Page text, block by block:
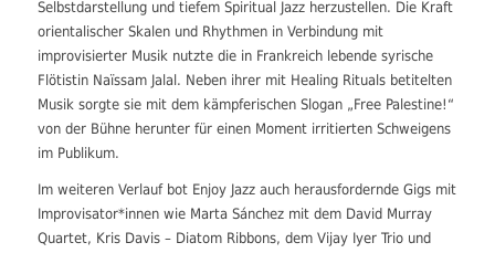
Selbstdarstellung und tiefem Spiritual Jazz herzustellen. Die Kraft
orientalischer Skalen und Rhythmen in Verbindung mit
improvisierter Musik nutzte die in Frankreich lebende syrische
Flötistin Naïssam Jalal. Neben ihrer mit Healing Ritualsbetitelten
Musik sorgte sie mit dem kämpferischen Slogan „Free Palestine!“
von der Bühne herunter für einen Moment irritierten Schweigens
im Publikum.
Im weiteren Verlauf bot Enjoy Jazz auch herausfordernde Gigs mit
Improvisator*innen wie Marta Sánchez mit dem David Murray
Quartet, Kris Davis – Diatom Ribbons, dem Vijay Iyer Trio und